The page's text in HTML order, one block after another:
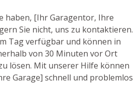
haben, [Ihr Garagentor, Ihre
Sie nicht, uns zu kontaktieren.
Tag verfügbar und können in
von 30 Minuten vor Ort
lösen. Mit unserer Hilfe können
Garage] schnell und problemlos